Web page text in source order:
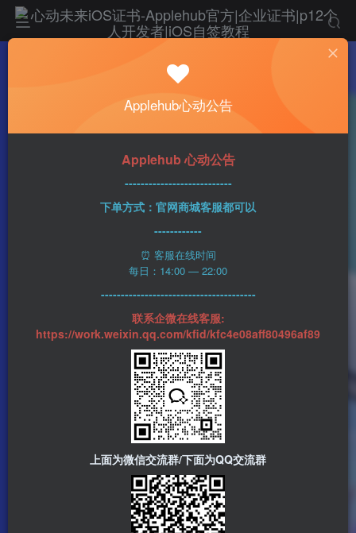
科技资讯
例行操作 Apple Watch机型现身蓝牙产品数据
库
2023-08-19 心动未来
Applehub心动公告
Applehub 心动公告
---------------------------
下单方式：官网商城客服都可以
------------
⏰ 客服在线时间
每日：14:00 — 22:00
---------------------------------------
联系企微在线客服:
https://work.weixin.qq.com/kfid/kfc4e08aff80496af89
上面为微信交流群/下面为QQ交流群